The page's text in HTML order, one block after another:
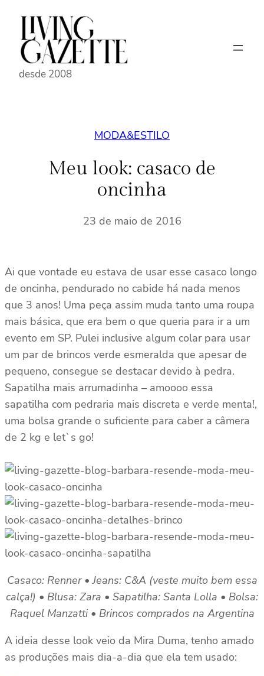
Pular
conteúdo
desde 2008
MODA&ESTILO
Meu look: casaco de
oncinha
23 de maio de 2016
Ai que vontade eu estava de usar esse casaco longo
de oncinha, pendurado no cabide há nada menos
que 3 anos! Uma peça assim muda tanto uma roupa
mais básica, que era bem o que queria para ir a um
evento em SP. Pulei inclusive algum colar para usar
um par de brincos verde esmeralda que apesar de
pequeno, consegue se destacar devido à pedra.
Sapatilha mais arrumadinha – amoooo essa
sapatilha com pedraria mais discreta e verde menta!,
uma bolsa grande o suficiente para caber a câmera
de 2 kg e let`s go!
Casaco: Renner • Jeans: C&A (veste muito bem essa
calça!) • Blusa: Zara • Sapatilha: Santa Lolla • Bolsa:
Raquel Manzatti • Brincos comprados na Argentina
A ideia desse look veio da Mira Duma, tenho amado
as produções mais dia-a-dia que ela tem usado: